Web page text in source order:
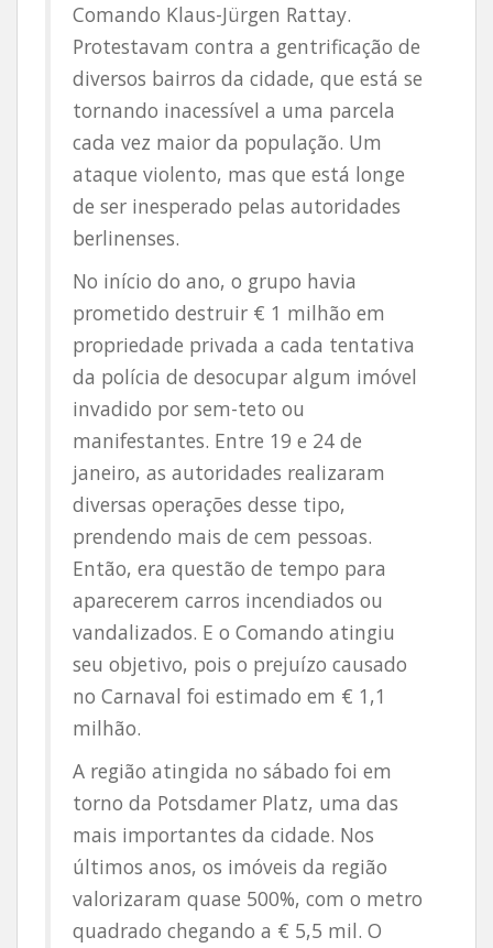
Comando Klaus-Jürgen Rattay.
Protestavam contra a gentrificação de
diversos bairros da cidade, que está se
tornando inacessível a uma parcela
cada vez maior da população. Um
ataque violento, mas que está longe
de ser inesperado pelas autoridades
berlinenses.
No início do ano, o grupo havia
prometido destruir € 1 milhão em
propriedade privada a cada tentativa
da polícia de desocupar algum imóvel
invadido por sem-teto ou
manifestantes. Entre 19 e 24 de
janeiro, as autoridades realizaram
diversas operações desse tipo,
prendendo mais de cem pessoas.
Então, era questão de tempo para
aparecerem carros incendiados ou
vandalizados. E o Comando atingiu
seu objetivo, pois o prejuízo causado
no Carnaval foi estimado em € 1,1
milhão.
A região atingida no sábado foi em
torno da Potsdamer Platz, uma das
mais importantes da cidade. Nos
últimos anos, os imóveis da região
valorizaram quase 500%, com o metro
quadrado chegando a € 5,5 mil. O